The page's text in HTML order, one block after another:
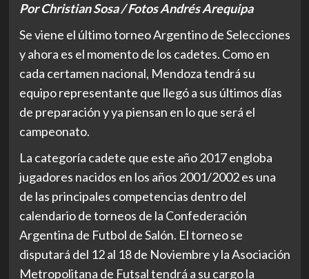
Por Christian Sosa / Fotos Andrés Arequipa
Se viene el último torneo Argentino de Selecciones
y ahora es el momento de los cadetes. Como en
cada certamen nacional, Mendoza tendrá su
equipo representante que llegó a sus últimos días
de preparación y ya piensan en lo que será el
campeonato.
La categoría cadete que este año 2017 engloba
jugadores nacidos en los años 2001/2002 es una
de las principales competencias dentro del
calendario de torneos de la Confederación
Argentina de Futbol de Salón. El torneo se
disputará del 12 al 18 de Noviembre y la Asociación
Metropolitana de Futsal tendrá a su cargo la